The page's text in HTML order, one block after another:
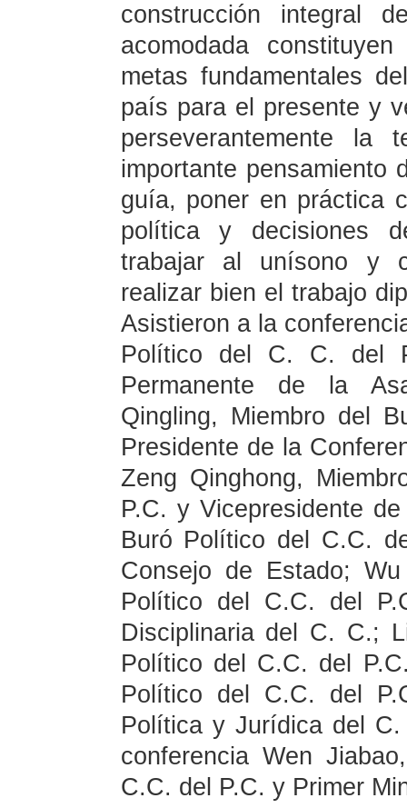
construcción integral
acomodada
metas fundamentales
país para el presente y
perseverantemente
importante pensamiento
guía, poner en práctica
política y decisiones
trabajar al unísono y
realizar bien el trabajo
Asistieron a la
Político del C. C. del
Permanente de la
Qingling, Miembro del
Presidente de la
Zeng Qinghong,
P.C. y Vicepresidente
Buró Político del C.C.
Consejo de Estado;
Político del C.C. del
Disciplinaria del C. C.;
Político del C.C. del
Político del C.C. del
Política y Jurídica del
conferencia Wen
C.C. del P.C. y Primer